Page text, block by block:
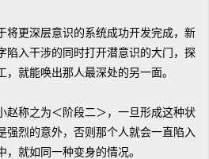
更深层意识的系统成功开发完成，新
陷入干涉的同时打开潜意识的大门，探
就能唤出那人最深处的另一面。
称之为＜阶段二＞，一旦形成这种状
强烈的意外，否则那个人就会一直陷入
就如同一种变身的情况。